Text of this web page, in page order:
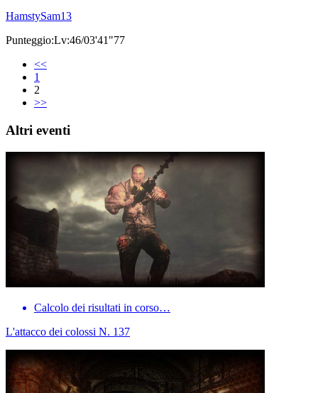
HamstySam13
Punteggio:Lv:46/03'41"77
<<
1
2
>>
Altri eventi
Calcolo dei risultati in corso…
L'attacco dei colossi N. 137